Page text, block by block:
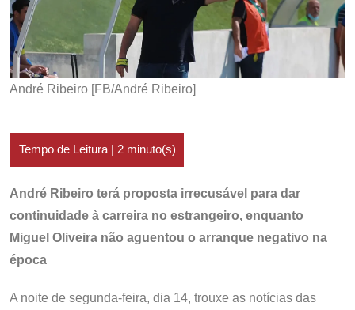
André Ribeiro [FB/André Ribeiro]
André Ribeiro terá proposta irrecusável para dar
continuidade à carreira no estrangeiro, enquanto
Miguel Oliveira não aguentou o arranque negativo na
época
A noite de segunda-feira, dia 14, trouxe as notícias das